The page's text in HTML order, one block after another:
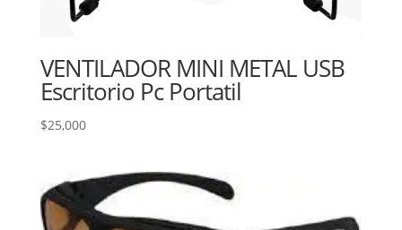
VENTILADOR MINI METAL USB
Escritorio Pc Portatil
$25,000